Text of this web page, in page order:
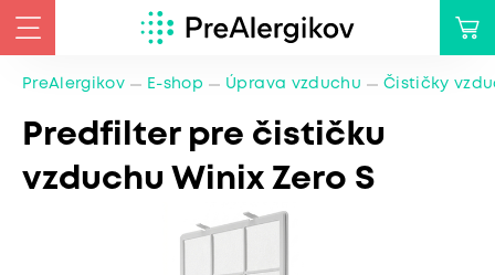
PreAlergikov E-shop Úprava vzduchu Čističky
Predfilter pre čističku
vzduchu Winix Zero S